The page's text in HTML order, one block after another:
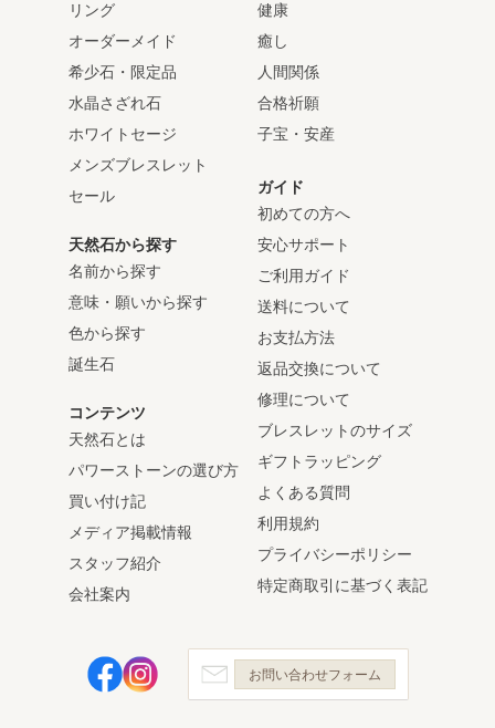
リング
オーダーメイド
希少石・限定品
水晶さざれ石
ホワイトセージ
メンズブレスレット
セール
健康
癒し
人間関係
合格祈願
子宝・安産
天然石から探す
名前から探す
意味・願いから探す
色から探す
誕生石
コンテンツ
天然石とは
パワーストーンの選び方
買い付け記
メディア掲載情報
スタッフ紹介
会社案内
ガイド
初めての方へ
安心サポート
ご利用ガイド
送料について
お支払方法
返品交換について
修理について
ブレスレットのサイズ
ギフトラッピング
よくある質問
利用規約
プライバシーポリシー
特定商取引に基づく表記
お問い合わせフォーム